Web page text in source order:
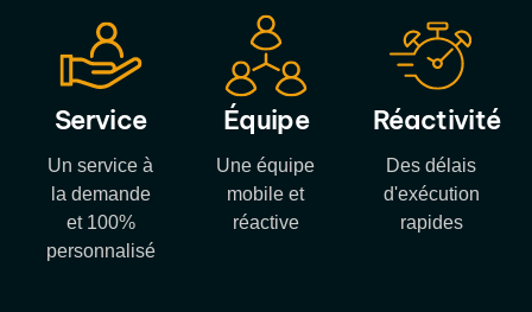
Service
Un service à
la demande
et 100%
personnalisé
Équipe
Une équipe
mobile et
réactive
Réactivité
Des délais
d'exécution
rapides